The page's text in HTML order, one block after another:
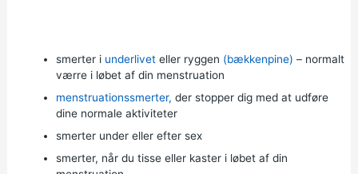
smerter i underliveteller ryggen (bækkenpine) – normalt
værre i løbet af din menstruation
menstruationssmerter, der stopper dig med at udføre
dine normale aktiviteter
smerter under eller efter sex
smerter, når du tisse eller kaster i løbet af din